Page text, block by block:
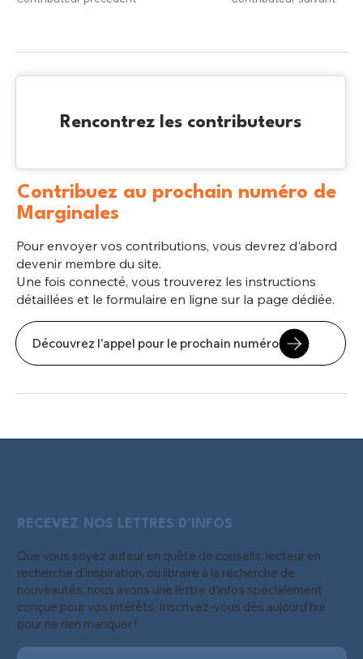
Rencontrez les contributeurs
Contribuez au prochain numéro de
Marginales
Pour envoyer vos contributions, vous devrez d'abord
devenir membre du site.
Une fois connecté, vous trouverez les instructions
détaillées et le formulaire en ligne sur la page dédiée.
Découvrez l'appel pour le prochain numéro
RECEVEZ NOS LETTRES D'INFOS
Que vous soyez auteur en quête de conseils, lecteur en
recherche d'inspiration, ou libraire à la recherche de
nouveautés, nous avons une lettre d'infos spécialement
conçue pour vos intérêts. Inscrivez-vous dès aujourd'hui
pour ne rien manquer !